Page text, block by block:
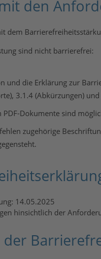
den
sind nicht barrierefrei:
und die Erklärung zur
3.1.4 (Abkürzungen) und
PDF-Dokumente sind
zugehörige
14.05.2025
hinsichtlich der
der